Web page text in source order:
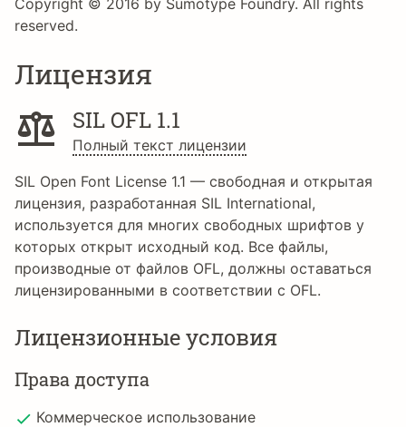
Copyright © 2016 by Sumotype Foundry. All rights
reserved.
Лицензия
SIL OFL 1.1
Полный текст лицензии
SIL Open Font License 1.1 — свободная и открытая
лицензия, разработанная SIL International,
используется для многих свободных шрифтов у
которых открыт исходный код. Все файлы,
производные от файлов OFL, должны оставаться
лицензированными в соответствии с OFL.
Лицензионные условия
Права доступа
Коммерческое использование